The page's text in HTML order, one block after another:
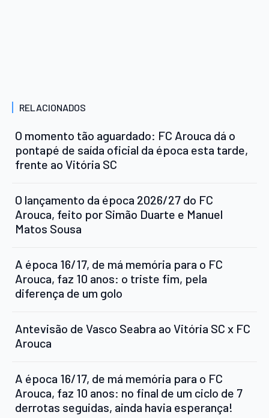
RELACIONADOS
O momento tão aguardado: FC Arouca dá o
pontapé de saída oficial da época esta tarde,
frente ao Vitória SC
O lançamento da época 2026/27 do FC
Arouca, feito por Simão Duarte e Manuel
Matos Sousa
A época 16/17, de má memória para o FC
Arouca, faz 10 anos: o triste fim, pela
diferença de um golo
Antevisão de Vasco Seabra ao Vitória SC x FC
Arouca
A época 16/17, de má memória para o FC
Arouca, faz 10 anos: no final de um ciclo de 7
derrotas seguidas, ainda havia esperança!